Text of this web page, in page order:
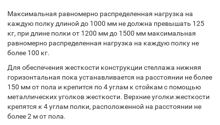
Максимальная равномерно распределенная нагрузка на
каждую полку длиной до 1000 мм не должна превышать 125
кг, при длине полки от 1200 мм до 1500 мм максимальная
равномерно распределенная нагрузка на каждую полку не
более 100 кг.
Для обеспечения жесткости конструкции стеллажа нижняя
горизонтальная пока устанавливается на расстоянии не более
150 мм от пола и крепится по 4 углам к стойкам с помощью
металлических уголков жесткости. Верхние уголки жесткости
крепятся к 4 углам полки, расположенной на расстоянии не
более 2 м от пола.